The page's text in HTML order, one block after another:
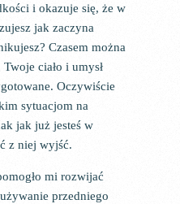
i okazuje się, że w
jak zaczyna
Czasem można
ciało i umysł
Oczywiście
sytuacjom na
jak już jesteś w
z niej wyjść.
mi rozwijać
przedniego